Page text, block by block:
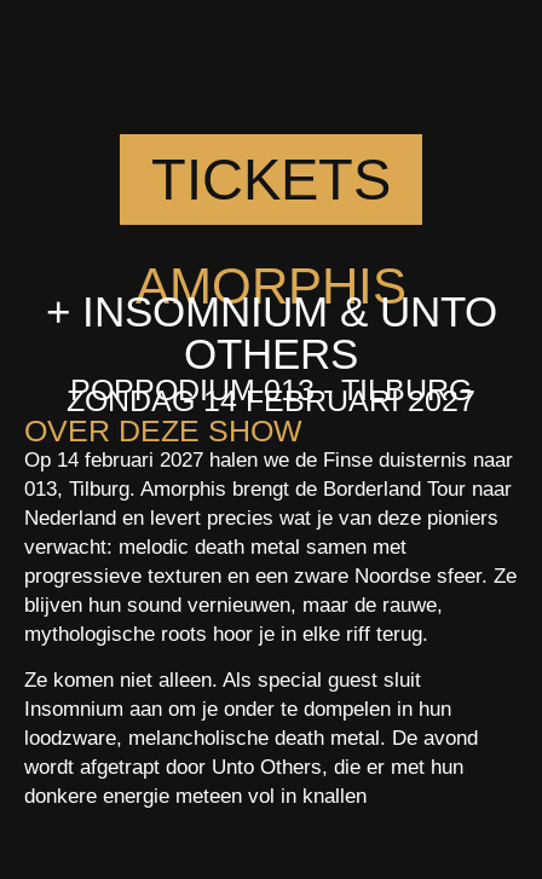
AMORPHIS
+ INSOMNIUM & UNTO
OTHERS
POPPODIUM 013 - TILBURG
ZONDAG 14 FEBRUARI 2027
OVER DEZE SHOW
Op 14 februari 2027 halen we de Finse duisternis naar
013, Tilburg. Amorphis brengt de Borderland Tour naar
Nederland en levert precies wat je van deze pioniers
verwacht: melodic death metal samen met
progressieve texturen en een zware Noordse sfeer. Ze
blijven hun sound vernieuwen, maar de rauwe,
mythologische roots hoor je in elke riff terug.
Ze komen niet alleen. Als special guest sluit
Insomnium aan om je onder te dompelen in hun
loodzware, melancholische death metal. De avond
wordt afgetrapt door Unto Others, die er met hun
donkere energie meteen vol in knallen
TICKETS